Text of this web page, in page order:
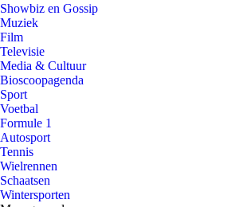
Showbiz en Gossip
Muziek
Film
Televisie
Media & Cultuur
Bioscoopagenda
Sport
Voetbal
Formule 1
Autosport
Tennis
Wielrennen
Schaatsen
Wintersporten